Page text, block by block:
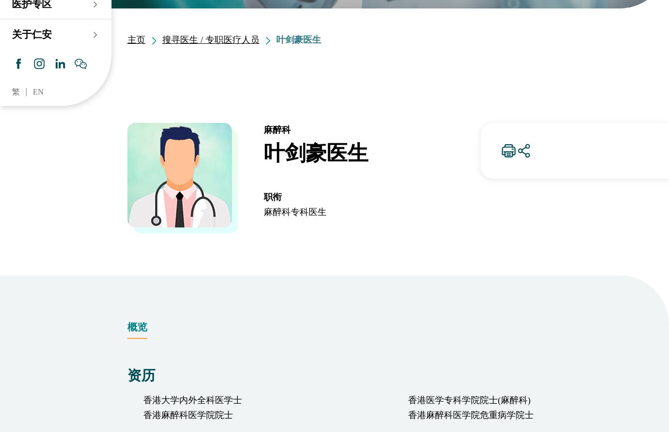
老人科
血液及血液肿瘤科
耳鼻喉科
儿科
心理卫生服务 / 精神科
伤口及造口专科护理服
药房​
内分泌及糖尿专科诊
仁安眼科中心
医护专区
关于仁安
繁 EN
主页 搜寻医生 / 专职医疗人员 叶剑豪医生
麻醉科
叶剑豪医生
职衔
麻醉科专科医生
概览
资历
香港大学内外全科医学士
香港麻醉科医学院院士
香港医学专科学院院士(麻醉科)
香港麻醉科医学院危重病学院士